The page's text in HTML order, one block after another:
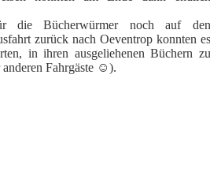
die Bücherwürmer noch auf den
zurück nach Oeventrop konnten es
in ihren ausgeliehenen Büchern zu
Fahrgäste ☺️).